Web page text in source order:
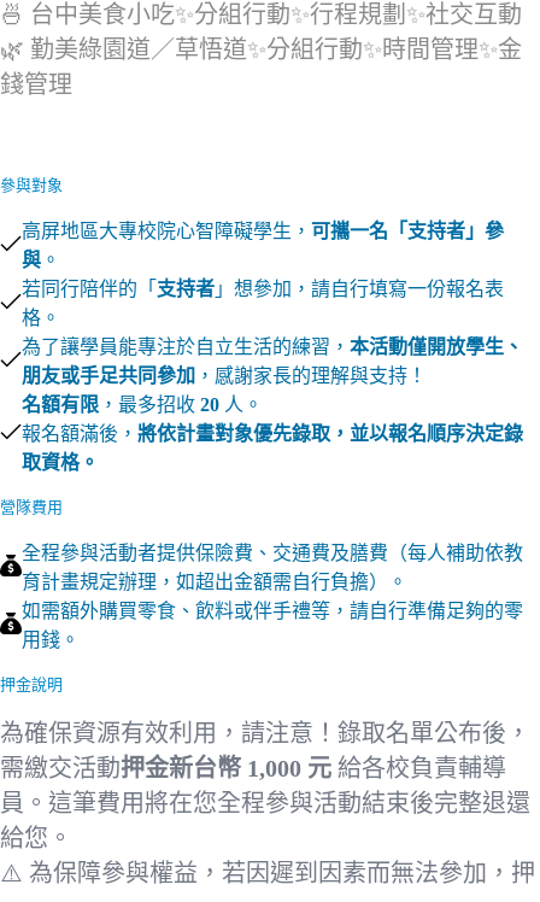
🍜 台中美食小吃✨分組行動✨行程規劃✨社交互動
🌿 勤美綠園道／草悟道✨分組行動✨時間管理✨金
錢管理
參與對象
高屏地區大專校院心智障礙學生， 可攜一名「支持者」參
與 。
若同行陪伴的「 支持者 」想參加，請自行填寫一份報名表
格。
為了讓學員能專注於自立生活的練習， 本活動僅開放學生、
朋友或手足共同參加 ，感謝家長的理解與支持！
名額有限 ，最多招收 20 人。
報名額滿後， 將依計畫對象優先錄取，並以報名順序決定錄
取資格。
營隊費用
全程參與活動者提供保險費、交通費及膳費（每人補助依教
育計畫規定辦理，如超出金額需自行負擔）。
如需額外購買零食、飲料或伴手禮等，請自行準備足夠的零
用錢。
押金說明
為確保資源有效利用，請注意！錄取名單公布後，
需繳交活動押金新台幣 1,000 元 給各校負責輔導
員。 這筆費用將在您全程參與活動結束後完整退還
給您。
⚠️ 為保障參與權益，若因遲到因素而無法參加，押